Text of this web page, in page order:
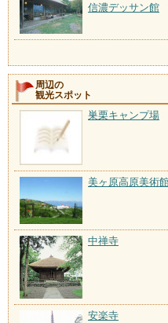
信濃デッサン館
周辺の
観光スポット
巣栗キャンプ場
美ヶ原高原美術
中禅寺
安楽寺